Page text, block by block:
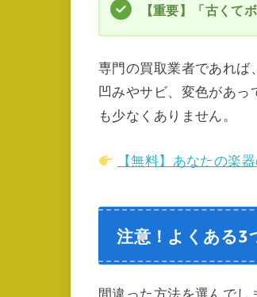
【重要】「古くて
専門の買取業者であれば
凹みやサビ、変色があ
も少なくありません。
【無料】あなたの楽
注意！よくある3
間違った方法を選んで